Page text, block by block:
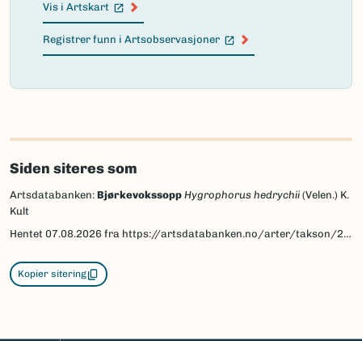
Vis i Artskart
(Ekstern lenke)
Registrer funn i Artsobservasjoner
(Ekstern lenke)
Failed
load
map.
Siden siteres som
Artsdatabanken: Bjørkevokssopp Hygrophorus hedrychii (Velen.) K.
Kult
Hentet 07.08.2026 fra https://artsdatabanken.no/arter/takson/212037
Kopier sitering